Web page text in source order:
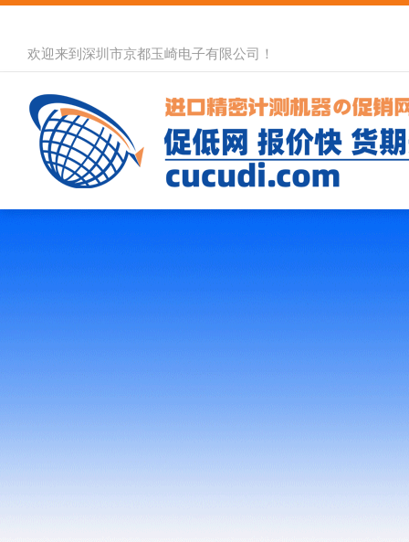
欢迎来到深圳市京都玉崎电子有限公司！